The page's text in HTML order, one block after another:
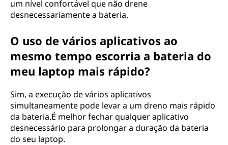
um nível confortável que não drene
desnecessariamente a bateria.
O uso de vários aplicativos ao
mesmo tempo escorria a bateria do
meu laptop mais rápido?
Sim, a execução de vários aplicativos
simultaneamente pode levar a um dreno mais rápido
da bateria.É melhor fechar qualquer aplicativo
desnecessário para prolongar a duração da bateria
do seu laptop.